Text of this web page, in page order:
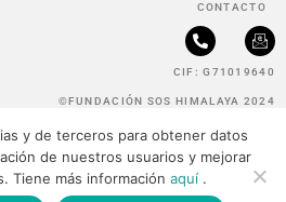
CONTACTO
P
h
o
n
e
a
l
I
c
o
n
-
i
l
CIF: G71019640
©FUNDACIÓN SOS HIMALAYA 2024
DE:
y de terceros para obtener datos
de nuestros usuarios y mejorar
Tiene más información aquí .